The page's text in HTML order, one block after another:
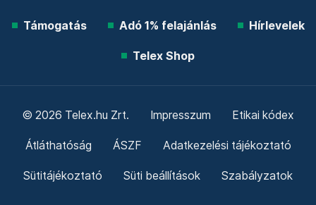
Támogatás Adó 1% felajánlás Hírlevelek
Telex Shop
© 2026 Telex.hu Zrt. Impresszum Etikai kódex
Átláthatóság ÁSZF Adatkezelési tájékoztató
Sütitájékoztató Süti beállítások Szabályzatok